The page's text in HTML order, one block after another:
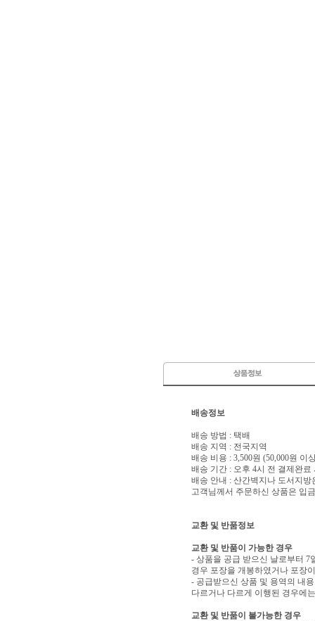
배송정보
배송 방법 : 택배
배송 지역 : 전국지역
배송 비용 : 3,500원 (50,000원 이
배송 기간 : 오후 4시 전 결제완료
배송 안내 : 산간벽지나 도서지
고객님께서 주문하신 상품은 입
교환 및 반품정보
교환 및 반품이 가능한 경우
- 상품을 공급 받으신 날로부터 7
경우 포장을 개봉하였거나 포장
- 공급받으신 상품 및 용역의 내
다르거나 다르게 이행된 경우에
교환 및 반품이 불가능한 경우